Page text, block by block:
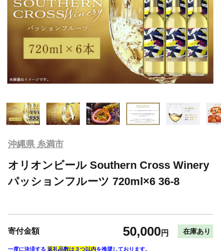
沖縄県 糸満市
オリオンビール Southern Cross Winery
パッションフルーツ 720ml×6 36-8
寄付金額 50,000円 在庫あり
一度に決済する 返礼品数は３つ以内を推奨しております。